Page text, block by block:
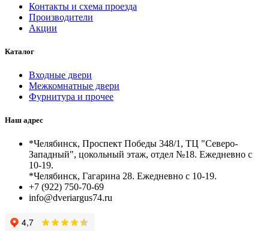
Контакты и схема проезда
Производители
Акции
Каталог
Входные двери
Межкомнатные двери
Фурнитура и прочее
Наш адрес
*Челябинск, Проспект Победы 348/1, ТЦ "Северо-
Западный", цокольный этаж, отдел №18. Ежедневно с
10-19.
*Челябинск, Гагарина 28. Ежедневно с 10-19.
+7 (922) 750-70-69
info@dveriargus74.ru